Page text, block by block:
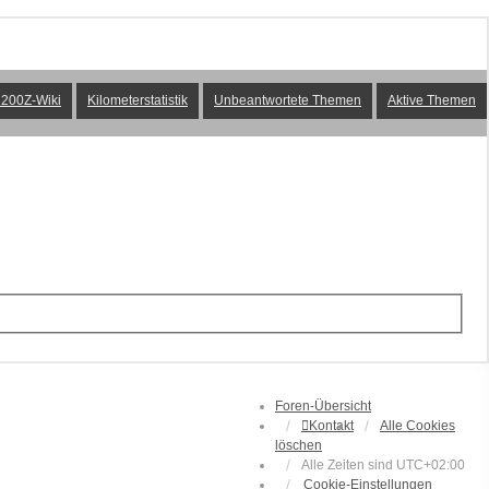
Wiki Kilometerstatistik Unbeantwortete Themen Aktive Themen
Foren-Übersicht
Kontakt
Alle Cookies
löschen
Alle Zeiten sind UTC+02:00
Cookie-Einstellungen